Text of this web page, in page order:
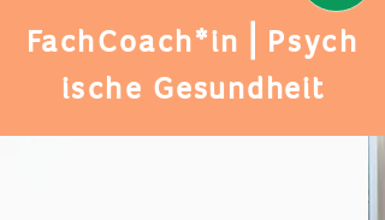
FachCoach*in⎪Psych
ische Gesundheit